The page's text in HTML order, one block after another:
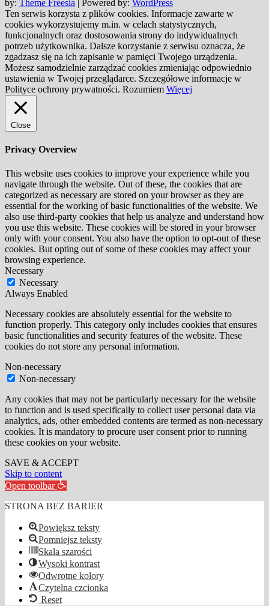
by: Theme Freesia | Powered by: WordPress
Ten serwis korzysta z plików cookies. Informacje zawarte w
cookies wykorzystujemy m.in. w celach statystycznych,
funkcjonalnych oraz dostosowania strony do indywidualnych
potrzeb użytkownika. Dalsze korzystanie z serwisu oznacza, że
zgadzasz się na ich zapisanie w pamięci Twojego urządzenia.
Możesz samodzielnie zarządzać cookies zmieniając odpowiednio
ustawienia w Twojej przeglądarce. Szczegółowe informacje w
Polityce ochrony prywatności. Rozumiem Więcej
Close
Privacy Overview
This website uses cookies to improve your experience while you
navigate through the website. Out of these, the cookies that are
categorized as necessary are stored on your browser as they are
essential for the working of basic functionalities of the website. We
also use third-party cookies that help us analyze and understand how
you use this website. These cookies will be stored in your browser
only with your consent. You also have the option to opt-out of these
cookies. But opting out of some of these cookies may affect your
browsing experience.
Necessary
Necessary
Always Enabled
Necessary cookies are absolutely essential for the website to
function properly. This category only includes cookies that ensures
basic functionalities and security features of the website. These
cookies do not store any personal information.
Non-necessary
Non-necessary
Any cookies that may not be particularly necessary for the website
to function and is used specifically to collect user personal data via
analytics, ads, other embedded contents are termed as non-necessary
cookies. It is mandatory to procure user consent prior to running
these cookies on your website.
SAVE & ACCEPT
Skip to content
Open toolbar
STRONA BEZ BARIER
Powiększ teksty
Pomniejsz teksty
Skala szarości
Wysoki kontrast
Odwrotne kolory
Czytelna czcionka
Reset